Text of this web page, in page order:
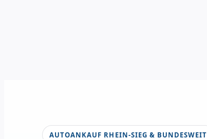
AUTOANKAUF RHEIN-SIEG & BUNDESWEIT